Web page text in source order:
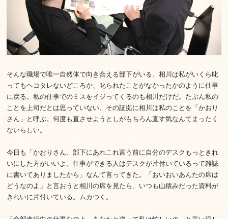
そんな職場で唯一自然体で向き合える部下がいる。相川は私がいくら叱
ってもヘコタレないどころか、叱られたことがなかったかのように仕事
に戻る。私の仕事でのミスをイジってくるのも相川だけだ。たぶん私の
ことを上司だとは思っていない。その証拠に相川は私のことを「かおり
さん」と呼ぶ。何度も直させようとしがもちろん直す気なんてまったく
ないらしい。
今日も「かおりさん、部下にあれこれ言う前に自分のデスクもっときれ
いにした方がいいよ。仕事ができる人はデスクが片付いているって雑誌
に書いてありましたから」なんて言ってきた。「おいおいあんたの席は
どうなのよ」と言おうと相川の席を見たら、いつも山積みだった資料が
きれいに片付いている。ムカつく。